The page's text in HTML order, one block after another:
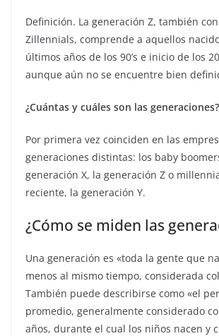
Definición. La generación Z, también
Zillennials, comprende a aquellos
últimos años de los 90’s e inicio de los
aunque aún no se encuentre bien
¿Cuántas y cuáles son las generaciones?
Por primera vez coinciden en las
generaciones distintas: los baby
generación X, la generación Z o
reciente, la generación Y.
¿Cómo se miden las
Una generación es «toda la gente que
menos al mismo tiempo, considerada
También puede describirse como «el
promedio, generalmente considerado
años, durante el cual los niños nacen y